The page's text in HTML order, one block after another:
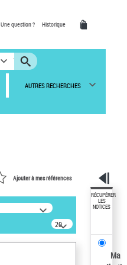
Une question ? Historique
AUTRES RECHERCHES
Ajouter à mes références
20
résultats/page
RÉCUPÉRER
LES
NOTICES
Ma